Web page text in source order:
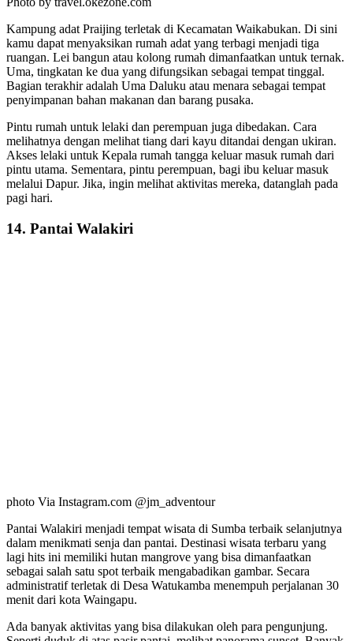
Kampung adat Praijing terletak di Kecamatan Waikabukan. Di sini
kamu dapat menyaksikan rumah adat yang terbagi menjadi tiga
ruangan. Lei bangun atau kolong rumah dimanfaatkan untuk ternak.
Uma, tingkatan ke dua yang difungsikan sebagai tempat tinggal.
Bagian terakhir adalah Uma Daluku atau menara sebagai tempat
penyimpanan bahan makanan dan barang pusaka.
Pintu rumah untuk lelaki dan perempuan juga dibedakan. Cara
melihatnya dengan melihat tiang dari kayu ditandai dengan ukiran.
Akses lelaki untuk Kepala rumah tangga keluar masuk rumah dari
pintu utama. Sementara, pintu perempuan, bagi ibu keluar masuk
melalui Dapur. Jika, ingin melihat aktivitas mereka, datanglah pada
pagi hari.
14. Pantai Walakiri
photo Via Instagram.com @jm_adventour
Pantai Walakiri menjadi tempat wisata di Sumba terbaik selanjutnya
dalam menikmati senja dan pantai. Destinasi wisata terbaru yang
lagi hits ini memiliki hutan mangrove yang bisa dimanfaatkan
sebagai salah satu spot terbaik mengabadikan gambar. Secara
administratif terletak di Desa Watukamba menempuh perjalanan 30
menit dari kota Waingapu.
Ada banyak aktivitas yang bisa dilakukan oleh para pengunjung.